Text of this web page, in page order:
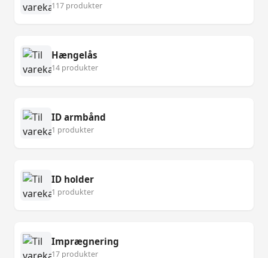
117 produkter
Hængelås
14 produkter
ID armbånd
1 produkter
ID holder
1 produkter
Imprægnering
17 produkter